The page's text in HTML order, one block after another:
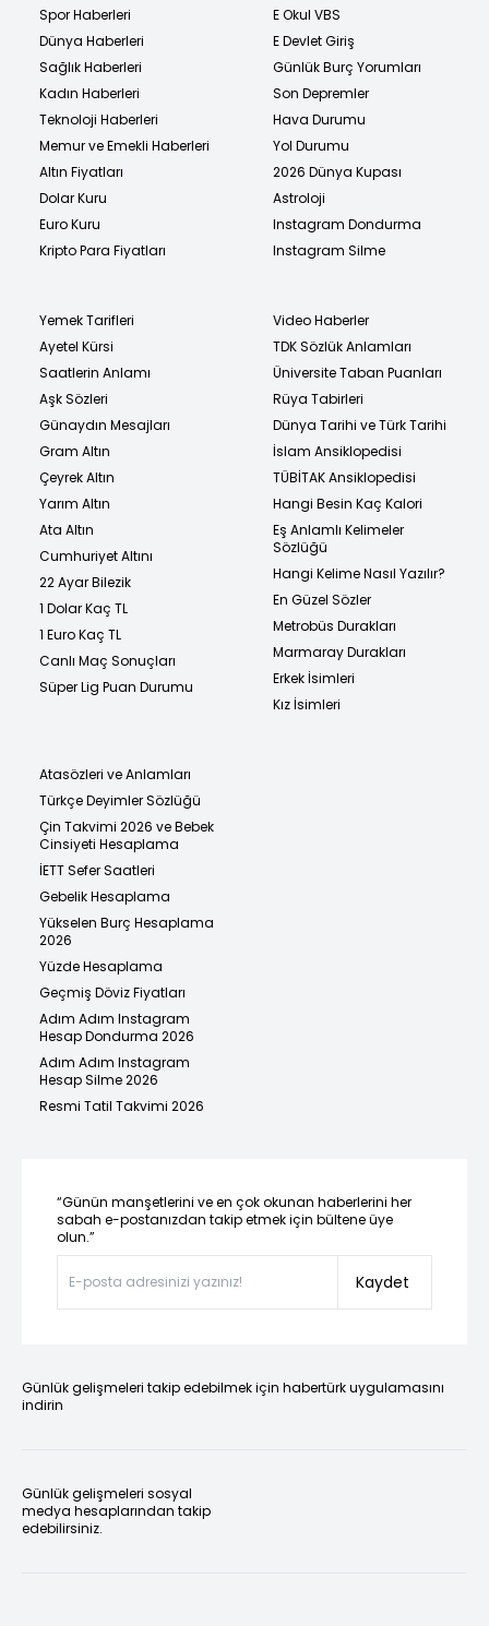
Spor Haberleri
Dünya Haberleri
Sağlık Haberleri
Kadın Haberleri
Teknoloji Haberleri
Memur ve Emekli Haberleri
Altın Fiyatları
Dolar Kuru
Euro Kuru
Kripto Para Fiyatları
E Okul VBS
E Devlet Giriş
Günlük Burç Yorumları
Son Depremler
Hava Durumu
Yol Durumu
2026 Dünya Kupası
Astroloji
Instagram Dondurma
Instagram Silme
Yemek Tarifleri
Ayetel Kürsi
Saatlerin Anlamı
Aşk Sözleri
Günaydın Mesajları
Gram Altın
Çeyrek Altın
Yarım Altın
Ata Altın
Cumhuriyet Altını
22 Ayar Bilezik
1 Dolar Kaç TL
1 Euro Kaç TL
Canlı Maç Sonuçları
Süper Lig Puan Durumu
Video Haberler
TDK Sözlük Anlamları
Üniversite Taban Puanları
Rüya Tabirleri
Dünya Tarihi ve Türk Tarihi
İslam Ansiklopedisi
TÜBİTAK Ansiklopedisi
Hangi Besin Kaç Kalori
Eş Anlamlı Kelimeler
Sözlüğü
Hangi Kelime Nasıl Yazılır?
En Güzel Sözler
Metrobüs Durakları
Marmaray Durakları
Erkek İsimleri
Kız İsimleri
Atasözleri ve Anlamları
Türkçe Deyimler Sözlüğü
Çin Takvimi 2026 ve Bebek
Cinsiyeti Hesaplama
İETT Sefer Saatleri
Gebelik Hesaplama
Yükselen Burç Hesaplama
2026
Yüzde Hesaplama
Geçmiş Döviz Fiyatları
Adım Adım Instagram
Hesap Dondurma 2026
Adım Adım Instagram
Hesap Silme 2026
Resmi Tatil Takvimi 2026
“Günün manşetlerini ve en çok okunan haberlerini her
sabah e-postanızdan takip etmek için bültene üye
olun.”
Kaydet
Günlük gelişmeleri takip edebilmek için habertürk uygulamasını
indirin
Günlük gelişmeleri sosyal
medya hesaplarından takip
edebilirsiniz.